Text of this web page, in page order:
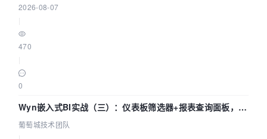
2026-08-07
470
0
Wyn嵌入式BI实战（三）：仪表板筛选器+报表查询面板，参
数联动全闭环
葡萄城技术团队